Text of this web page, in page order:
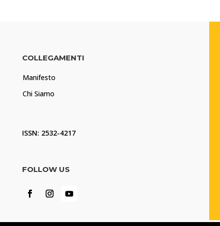
COLLEGAMENTI
Manifesto
Chi Siamo
ISSN: 2532-4217
FOLLOW US